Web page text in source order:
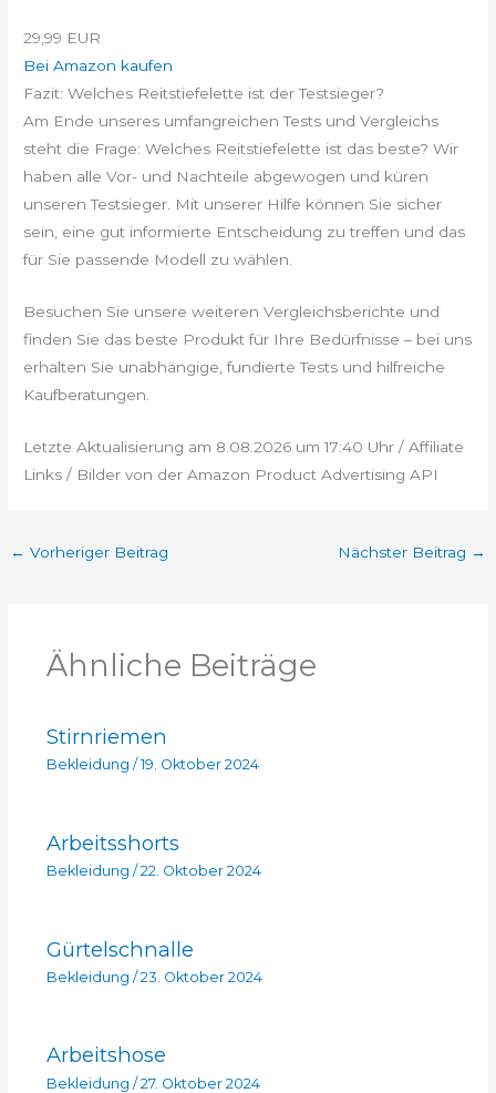
29,99 EUR
Bei Amazon kaufen
Fazit: Welches Reitstiefelette ist der Testsieger?
Am Ende unseres umfangreichen Tests und Vergleichs
steht die Frage: Welches Reitstiefelette ist das beste? Wir
haben alle Vor- und Nachteile abgewogen und küren
unseren Testsieger. Mit unserer Hilfe können Sie sicher
sein, eine gut informierte Entscheidung zu treffen und das
für Sie passende Modell zu wählen.
Besuchen Sie unsere weiteren Vergleichsberichte und
finden Sie das beste Produkt für Ihre Bedürfnisse – bei uns
erhalten Sie unabhängige, fundierte Tests und hilfreiche
Kaufberatungen.
Letzte Aktualisierung am 8.08.2026 um 17:40 Uhr / Affiliate
Links / Bilder von der Amazon Product Advertising API
← Vorheriger Beitrag Nächster Beitrag →
Ähnliche Beiträge
Stirnriemen
Bekleidung / 19. Oktober 2024
Arbeitsshorts
Bekleidung / 22. Oktober 2024
Gürtelschnalle
Bekleidung / 23. Oktober 2024
Arbeitshose
Bekleidung / 27. Oktober 2024